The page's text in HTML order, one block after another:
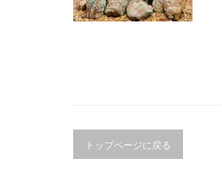
トップページに戻る